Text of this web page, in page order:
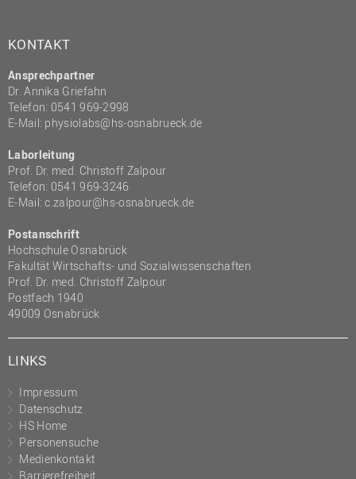
KONTAKT
Ansprechpartner
Dr. Annika Griefahn
Telefon: 0541 969-2998
E-Mail: physiolabs@hs-osnabrueck.de
Laborleitung
Prof. Dr. med. Christoff Zalpour
Telefon: 0541 969-3246
E-Mail:c.zalpour@hs-osnabrueck.de
Postanschrift
Hochschule Osnabrück
Fakultät Wirtschafts- und Sozialwissenschaften
Prof. Dr. med. Christoff Zalpour
Postfach 1940
49009 Osnabrück
LINKS
Impressum
Datenschutz
HS Home
Personensuche
Medienkontakt
Barrierefreiheit